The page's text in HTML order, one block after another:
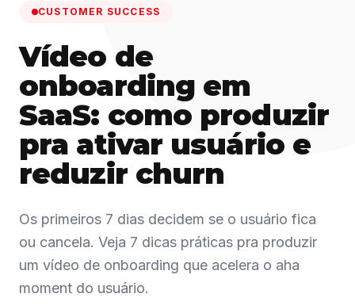
CUSTOMER SUCCESS
Vídeo de
onboarding em
SaaS: como produzir
pra ativar usuário e
reduzir churn
Os primeiros 7 dias decidem se o usuário fica
ou cancela. Veja 7 dicas práticas pra produzir
um vídeo de onboarding que acelera o aha
moment do usuário.